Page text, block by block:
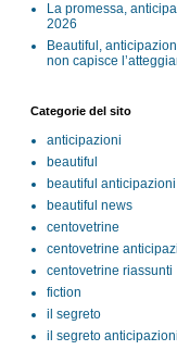
La promessa,
2026
Beautiful,
non capisce
Categorie del sito
anticipazioni
beautiful
beautiful anticipazioni
beautiful news
centovetrine
centovetrine
centovetrine riassunti
fiction
il segreto
il segreto anticipazioni